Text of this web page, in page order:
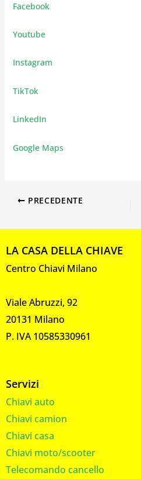
Facebook
Youtube
Instagram
TikTok
LinkedIn
Google Maps
PRECEDENTE
LA CASA DELLA CHIAVE
Centro Chiavi Milano
Viale Abruzzi, 92
20131 Milano
P. IVA 10585330961
Servizi
Chiavi auto
Chiavi camion
Chiavi casa
Chiavi moto/scooter
Telecomando cancello